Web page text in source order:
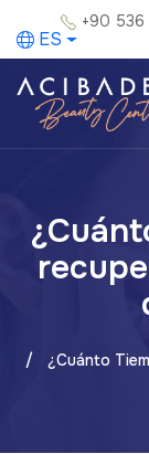
+90
ES
¿Cuánto